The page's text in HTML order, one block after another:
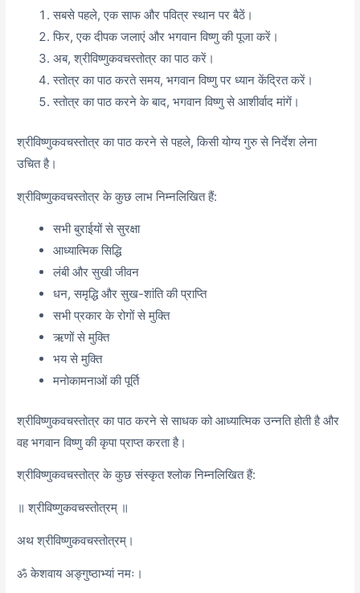
सबसे पहले, एक साफ और पवित्र स्थान पर बैठें।
फिर, एक दीपक जलाएं और भगवान विष्णु की पूजा करें।
अब, श्रीविष्णुकवचस्तोत्र का पाठ करें।
स्तोत्र का पाठ करते समय, भगवान विष्णु पर ध्यान केंद्रित करें।
स्तोत्र का पाठ करने के बाद, भगवान विष्णु से आशीर्वाद मांगें।
श्रीविष्णुकवचस्तोत्र का पाठ करने से पहले, किसी योग्य गुरु से निर्देश लेना
उचित है।
श्रीविष्णुकवचस्तोत्र के कुछ लाभ निम्नलिखित हैं:
सभी बुराईयों से सुरक्षा
आध्यात्मिक सिद्धि
लंबी और सुखी जीवन
धन, समृद्धि और सुख-शांति की प्राप्ति
सभी प्रकार के रोगों से मुक्ति
ऋणों से मुक्ति
भय से मुक्ति
मनोकामनाओं की पूर्ति
श्रीविष्णुकवचस्तोत्र का पाठ करने से साधक को आध्यात्मिक उन्नति होती है और
वह भगवान विष्णु की कृपा प्राप्त करता है।
श्रीविष्णुकवचस्तोत्र के कुछ संस्कृत श्लोक निम्नलिखित हैं:
॥ श्रीविष्णुकवचस्तोत्रम् ॥
अथ श्रीविष्णुकवचस्तोत्रम्।
ॐ केशवाय अङ्गुष्ठाभ्यां नमः।